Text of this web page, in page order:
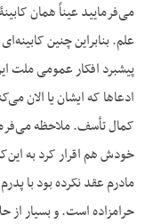
می‌فرمایید عیناً همان
علم. بنابراین چنین
پیشبرد افکار عمومی ملت
ادعاها که ایشان یا الان
کمال تأسف. ملاحظه
خودش هم اقرار کرد به
مادرم عقد نکرده بود با
حرامزاده است. و بسیار از